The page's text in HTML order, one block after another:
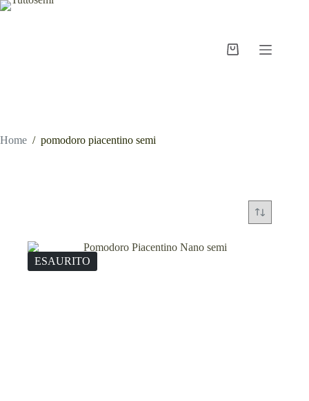
Salta
Carrello
Home / pomodoro piacentino semi
ESAURITO